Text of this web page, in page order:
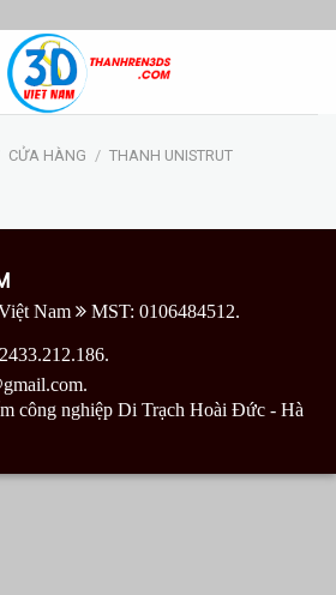
CỬA HÀNG / THANH UNISTRUT
Nam
MST: 0106484512.
công nghiệp Di Trạch Hoài Đức - Hà